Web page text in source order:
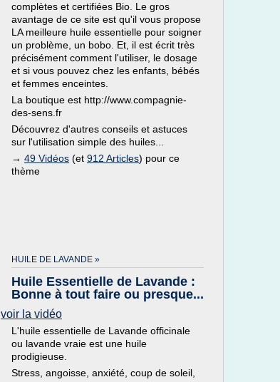
complètes et certifiées Bio. Le gros
avantage de ce site est qu'il vous propose
LA meilleure huile essentielle pour soigner
un problème, un bobo. Et, il est écrit très
précisément comment l'utiliser, le dosage
et si vous pouvez chez les enfants, bébés
et femmes enceintes.
La boutique est http://www.compagnie-
des-sens.fr
Découvrez d'autres conseils et astuces
sur l'utilisation simple des huiles...
→ 49 Vidéos (et 912 Articles) pour ce
thème
HUILE DE LAVANDE »
Huile Essentielle de Lavande :
Bonne à tout faire ou presque...
voir la vidéo
L'huile essentielle de Lavande officinale
ou lavande vraie est une huile
prodigieuse.
Stress, angoisse, anxiété, coup de soleil,